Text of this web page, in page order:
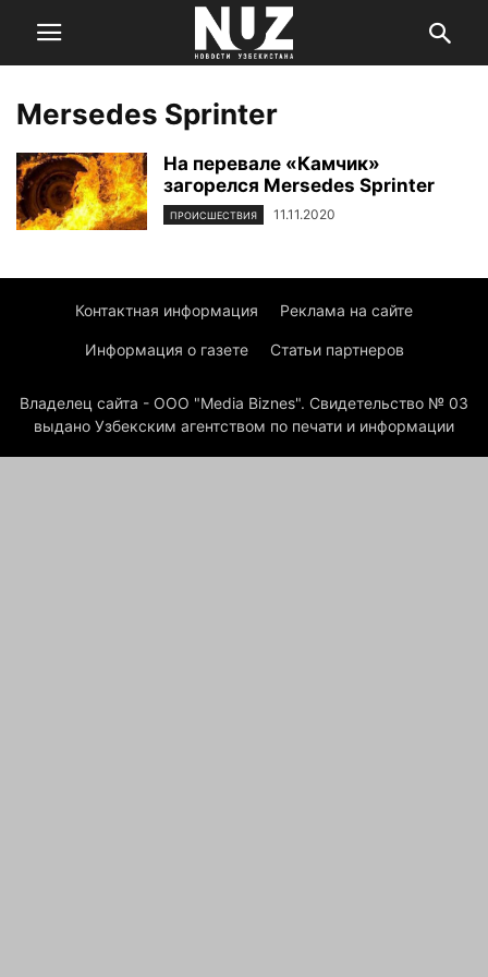
Mersedes Sprinter
На перевале «Камчик»
загорелся Mersedes Sprinter
ПРОИСШЕСТВИЯ 11.11.2020
Контактная информация Реклама на сайте
Информация о газете Статьи партнеров
Владелец сайта - ООО "Media Biznes". Свидетельство № 03
выдано Узбекским агентством по печати и информации